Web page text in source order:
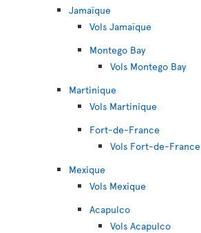
Jamaïque
Vols Jamaïque
Montego Bay
Vols Montego Bay
Martinique
Vols Martinique
Fort-de-France
Vols Fort-de-France
Mexique
Vols Mexique
Acapulco
Vols Acapulco